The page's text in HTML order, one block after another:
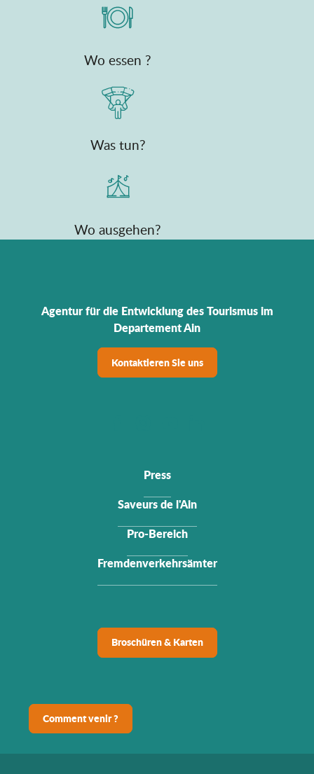
Wo essen ?
Was tun?
Wo ausgehen?
Agentur für die Entwicklung des Tourismus im
Departement Ain
Kontaktieren Sie uns
Press
Saveurs de l'Ain
Pro-Bereich
Fremdenverkehrsämter
Broschüren & Karten
Comment venir ?